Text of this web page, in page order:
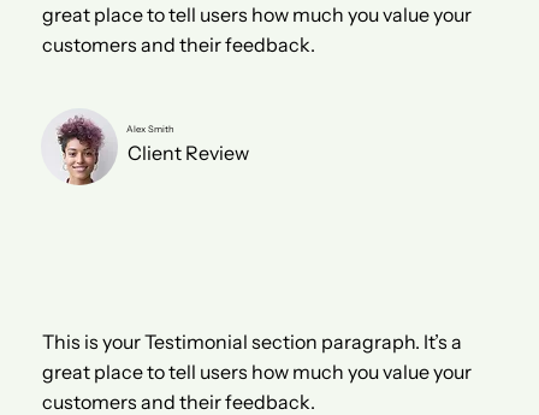
great place to tell users how much you value your
customers and their feedback.
Alex Smith
Client Review
This is your Testimonial section paragraph. It’s a
great place to tell users how much you value your
customers and their feedback.